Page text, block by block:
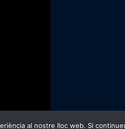
al nostre lloc web. Si